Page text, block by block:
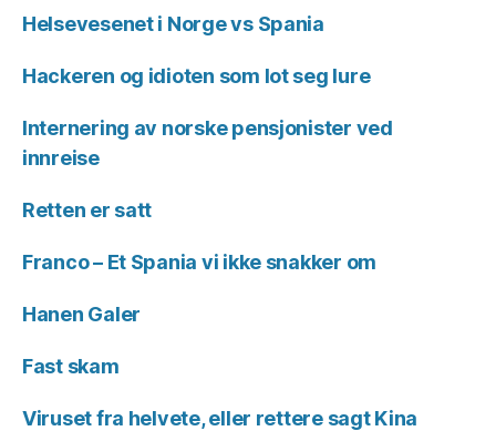
Helsevesenet i Norge vs Spania
Hackeren og idioten som lot seg lure
Internering av norske pensjonister ved
innreise
Retten er satt
Franco – Et Spania vi ikke snakker om
Hanen Galer
Fast skam
Viruset fra helvete, eller rettere sagt Kina